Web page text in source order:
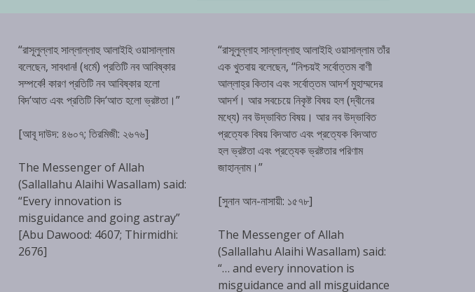
“রাসূলুল্লাহ সাল্লাল্লাহু আলাইহি ওয়াসাল্লাম
বলেছেন, সাবধান! (ধর্মে) প্রতিটি নব আবিষ্কার
সম্পর্কে! কারণ প্রতিটি নব আবিষ্কার হলো
বিদ‘আত এবং প্রতিটি বিদ‘আত হলো ভ্রষ্টতা।”
[আবূ দাউদ: ৪৬০৭; তিরমিজী: ২৬৭৬]
The Messenger of Allah
(Sallallahu Alaihi Wasallam) said:
“Every innovation is
misguidance and going astray”
[Abu Dawood: 4607; Thirmidhi:
2676]
“রাসূলুল্লাহ সাল্লাল্লাহু আলাইহি ওয়াসাল্লাম তাঁর
এক খুতবায় বলেছেন, “নিশ্চয়ই সর্বোত্তম বাণী
আল্লাহ্‌র কিতাব এবং সর্বোত্তম আদর্শ মুহাম্মদের
আদর্শ। আর সবচেয়ে নিকৃষ্ট বিষয় হল (দ্বীনের
মধ্যে) নব উদ্ভাবিত বিষয়। আর নব উদ্ভাবিত
প্রত্যেক বিষয় বিদআত এবং প্রত্যেক বিদআত
হল ভ্রষ্টতা এবং প্রত্যেক ভ্রষ্টতার পরিণাম
জাহান্নাম।”
[সুনান আন-নাসায়ী: ১৫৭৮]
The Messenger of Allah
(Sallallahu Alaihi Wasallam) said:
“… and every innovation is
misguidance and all misguidance